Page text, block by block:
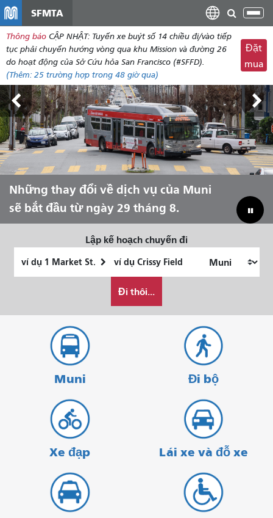
dung
SFMTA
Thông báo CẬP NHẬT: Tuyến xe buýt số 14 chiều đi/vào tiếp
tục phải chuyển hướng vòng qua khu Mission và đường 26
do hoạt động của Sở Cứu hỏa San Francisco (#SFFD).
(Thêm: 25 trường hợp trong 48 giờ qua)
Đặt
mua
Triển lãm Outside Lands, ngày 7-9
tháng 8.
Những thay đổi về dịch vụ của Muni
sẽ bắt đầu từ ngày 29 tháng 8.
Hãy để Muni đưa bạn trải nghiệm
mùa hè!
Thu hẹp khoảng cách ngân sách để
cứu Muni
Lập kế hoạch chuyến đi
muốn
đi
Đi thôi...
Muni Đi bộ
Xe đạp Lái xe và đỗ xe